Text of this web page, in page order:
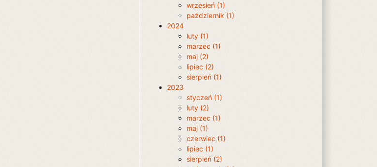
wrzesień (1)
październik (1)
2024
luty (1)
marzec (1)
maj (2)
lipiec (2)
sierpień (1)
2023
styczeń (1)
luty (2)
marzec (1)
maj (1)
czerwiec (1)
lipiec (1)
sierpień (2)